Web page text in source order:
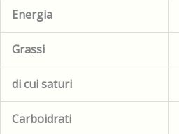
Energia
Grassi
di cui saturi
Carboidrati